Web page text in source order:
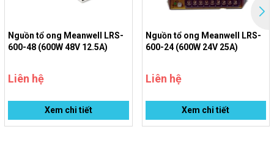
Nguồn tổ ong Meanwell LRS-
600-48 (600W 48V 12.5A)
Liên hệ
Xem chi tiết
Nguồn tổ ong Meanwell LRS-
600-24 (600W 24V 25A)
Liên hệ
Xem chi tiết